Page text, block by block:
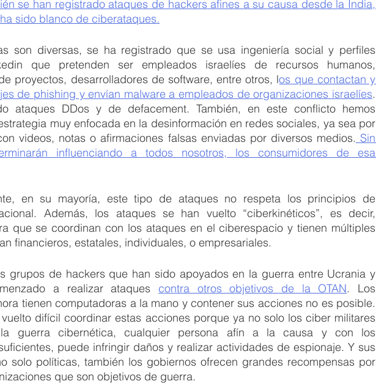
se han registrado ataques de hackers afines a su causa desde la India,
sido blanco de ciberataques.
son diversas, se ha registrado que se usa ingeniería social y perfiles
que pretenden ser empleados israelíes de recursos humanos,
proyectos, desarrolladores de software, entre otros, los que contactan y
de phishing y envían malware a empleados de organizaciones israelíes.
ataques DDos y de defacement. También, en este conflicto hemos
muy enfocada en la desinformación en redes sociales, ya sea por
videos, notas o afirmaciones falsas enviadas por diversos medios. Sin
influenciando a todos nosotros, los consumidores de esa
en su mayoría, este tipo de ataques no respeta los principios de
Además, los ataques se han vuelto “ciberkinéticos”, es decir,
que se coordinan con los ataques en el ciberespacio y tienen múltiples
financieros, estatales, individuales, o empresariales.
grupos de hackers que han sido apoyados en la guerra entre Ucrania y
a realizar ataques contra otros objetivos de la OTAN. Los
tienen computadoras a la mano y contener sus acciones no es posible.
difícil coordinar estas acciones porque ya no solo los ciber militares
guerra cibernética, cualquier persona afín a la causa y con los
puede infringir daños y realizar actividades de espionaje. Y sus
solo políticas, también los gobiernos ofrecen grandes recompensas por
que son objetivos de guerra.